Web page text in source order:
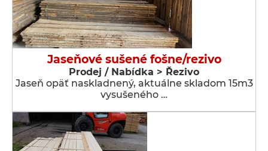
Jaseňové sušené fošne/rezivo
Prodej / Nabídka > Řezivo
Jaseň opäť naskladnený, aktuálne skladom 15m3
vysušeného …